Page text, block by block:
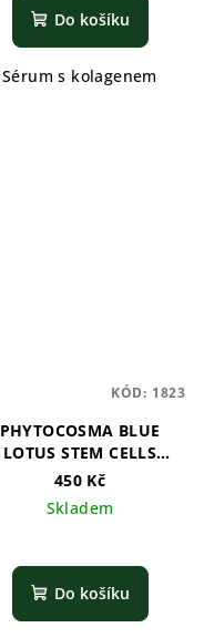
Do košíku
Sérum s kolagenem
PHYTOCOSMA BLUE
LOTUS STEM CELLS
SERUM
450 Kč
Skladem
Do košíku
KÓD: 1823